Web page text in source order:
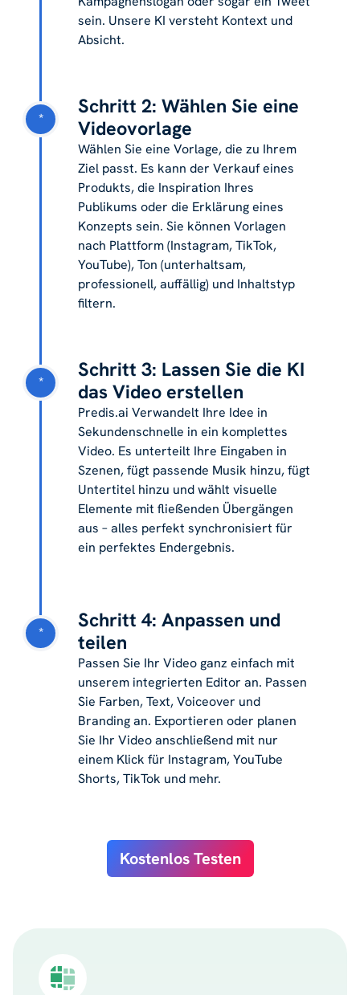
sein. Unsere KI versteht Kontext und
Absicht.
*
Schritt 2: Wählen Sie eine
Videovorlage
Wählen Sie eine Vorlage, die zu Ihrem
Ziel passt. Es kann der Verkauf eines
Produkts, die Inspiration Ihres
Publikums oder die Erklärung eines
Konzepts sein. Sie können Vorlagen
nach Plattform (Instagram, TikTok,
YouTube), Ton (unterhaltsam,
professionell, auffällig) und Inhaltstyp
filtern.
*
Schritt 3: Lassen Sie die KI
das Video erstellen
Predis.ai Verwandelt Ihre Idee in
Sekundenschnelle in ein komplettes
Video. Es unterteilt Ihre Eingaben in
Szenen, fügt passende Musik hinzu, fügt
Untertitel hinzu und wählt visuelle
Elemente mit fließenden Übergängen
aus – alles perfekt synchronisiert für
ein perfektes Endergebnis.
*
Schritt 4: Anpassen und
teilen
Passen Sie Ihr Video ganz einfach mit
unserem integrierten Editor an. Passen
Sie Farben, Text, Voiceover und
Branding an. Exportieren oder planen
Sie Ihr Video anschließend mit nur
einem Klick für Instagram, YouTube
Shorts, TikTok und mehr.
Kostenlos Testen